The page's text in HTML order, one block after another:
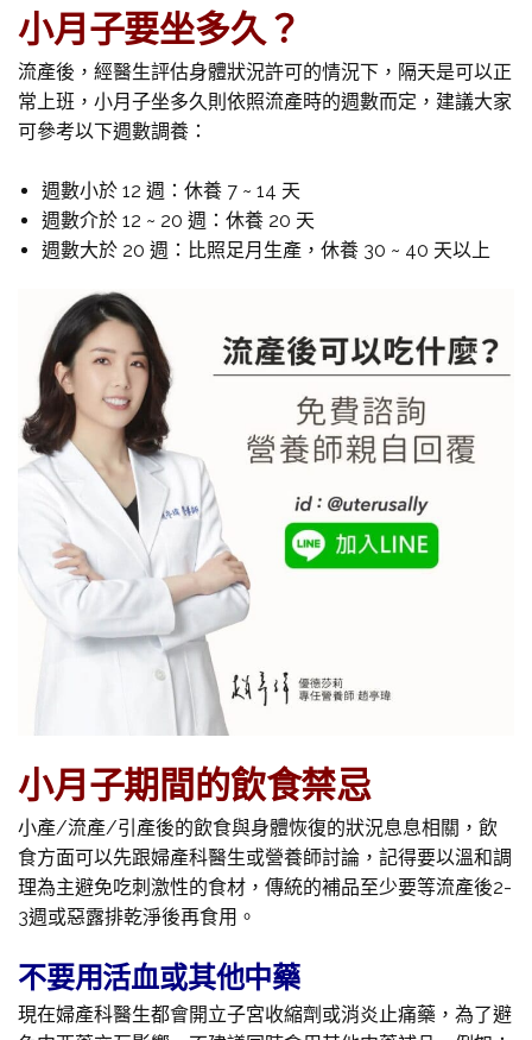
小月子要坐多久？
流產後，經醫生評估身體狀況許可的情況下，隔天是可以正
常上班，小月子坐多久則依照流產時的週數而定，建議大家
可參考以下週數調養：
週數小於 12 週：休養 7 ~ 14 天
週數介於 12 ~ 20 週：休養 20 天
週數大於 20 週：比照足月生產，休養 30 ~ 40 天以上
小月子期間的飲食禁忌
小產/流產/引產後的飲食與身體恢復的狀況息息相關，飲
食方面可以先跟婦產科醫生或營養師討論，記得要以溫和調
理為主避免吃刺激性的食材，傳統的補品至少要等流產後2-
3週或惡露排乾淨後再食用。
不要用活血或其他中藥
現在婦產科醫生都會開立子宮收縮劑或消炎止痛藥，為了避